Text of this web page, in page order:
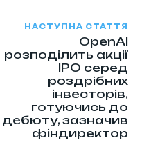
НАСТУПНА СТАТТЯ
OpenAI
розподілить акції
IPO серед
роздрібних
інвесторів,
готуючись до
дебюту, зазначив
фіндиректор